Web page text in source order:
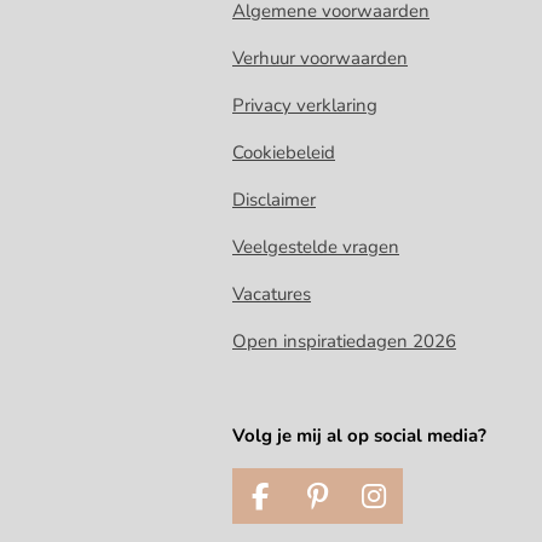
Algemene voorwaarden
Verhuur voorwaarden
Privacy verklaring
Cookiebeleid
Disclaimer
Veelgestelde vragen
Vacatures
Open inspiratiedagen 2026
Volg je mij al op social media?
F
a
P
i
I
n